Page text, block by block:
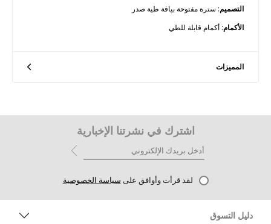
التصميم: سترة مفتوحة بياقة طية صدر
الأكمام: أكمام قابلة للطي
المميزات
اشترك في نشرتنا الإخبارية
لقد قرأت وأوافق على سياسة الخصوصية
دليل التسوق